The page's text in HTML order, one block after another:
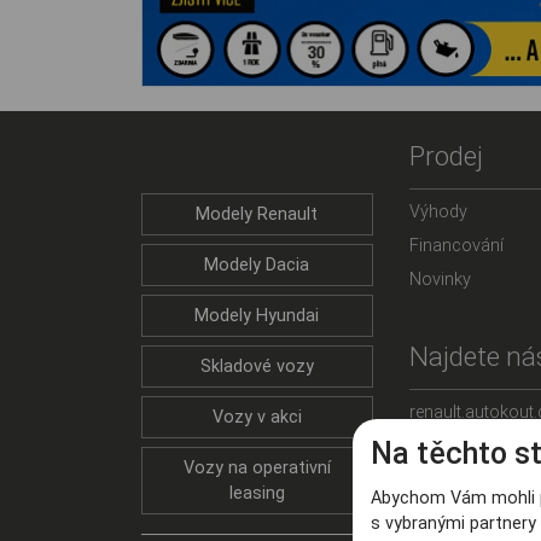
Modely Renault
Modely Dacia
Modely Hyundai
Skladové vozy
Vozy v akci
Vozy na operativní
leasing
Prodej
Výhody
Financování
Novinky
Najdete
Na těchto
Abychom Vám
s vybranými partnery